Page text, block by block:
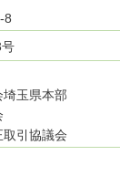
8
埼玉県本部
取引協議会